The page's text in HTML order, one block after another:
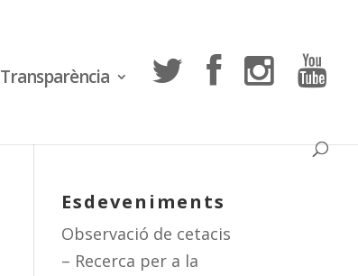
Transparència
Esdeveniments
Observació de cetacis
– Recerca per a la